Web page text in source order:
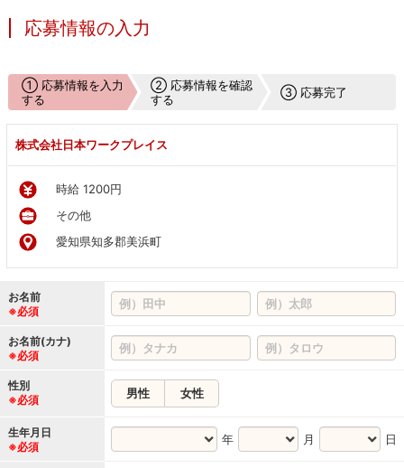
応募情報の入力
① 応募情報を入力
する
② 応募情報を確認
する
③ 応募完了
株式会社日本ワークプレイス
時給 1200円
その他
愛知県知多郡美浜町
お名前
※必須
お名前(カナ)
※必須
性別
※必須
男性 女性
生年月日
※必須
年 月 日